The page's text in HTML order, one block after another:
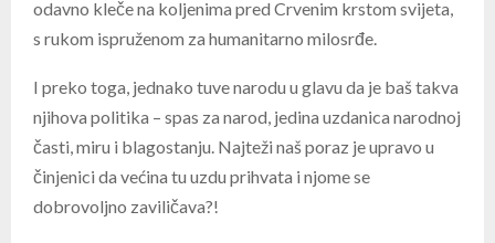
odavno kleče na koljenima pred Crvenim krstom svijeta,
s rukom ispruženom za humanitarno milosrđe.
I preko toga, jednako tuve narodu u glavu da je baš takva
njihova politika – spas za narod, jedina uzdanica narodnoj
časti, miru i blagostanju. Najteži naš poraz je upravo u
činjenici da većina tu uzdu prihvata i njome se
dobrovoljno zaviličava?!